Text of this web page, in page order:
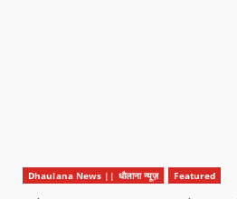
Dhaulana News || धौलाना न्यूज़ Featured